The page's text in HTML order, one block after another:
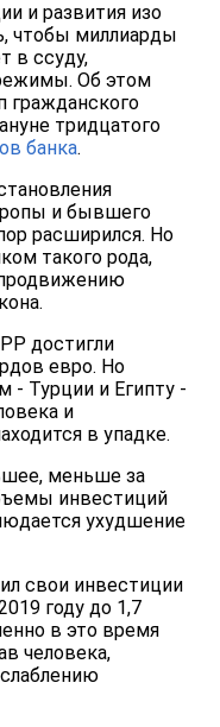
и развития изо
чтобы миллиарды
в ссуду,
Об этом
гражданского
тридцатого
банка.
и бывшего
расширился. Но
такого рода,
достигли
евро. Но
- Турции и Египту -
и
в упадке.
меньше за
инвестиций
ухудшение
свои инвестиции
году до 1,7
в это время
человека,